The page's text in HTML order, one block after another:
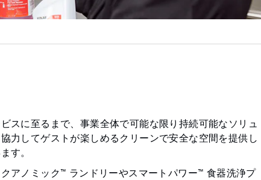
スに至るまで、事業全体で可能な限り持続可能なソリュ
力してゲストが楽しめるクリーンで安全な空間を提供し
す。
アノミック™ ランドリーやスマートパワー™ 食器洗浄プ